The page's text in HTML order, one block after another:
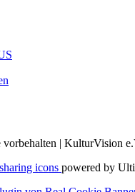
| KulturVision
icons powered by